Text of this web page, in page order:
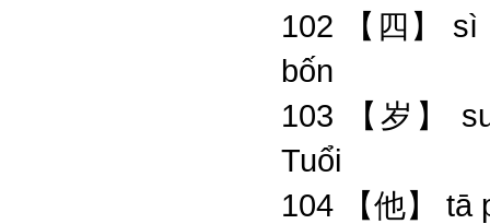
102 【四】
bốn
103 【岁】
Tuổi
104 【他】 tā